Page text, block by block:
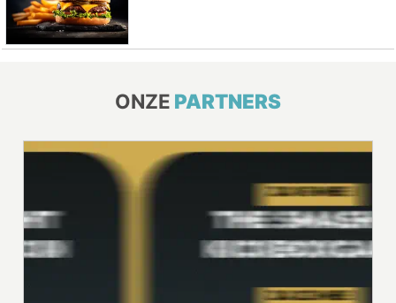
ONZE PARTNERS